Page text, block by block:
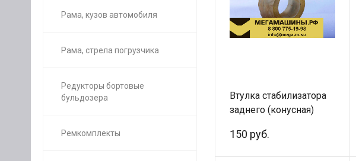
Рама, кузов автомобиля
Рама, стрела погрузчика
Редукторы бортовые
бульдозера
Ремкомплекты
Втулка стабилизатора
заднего (конусная)
150 руб.